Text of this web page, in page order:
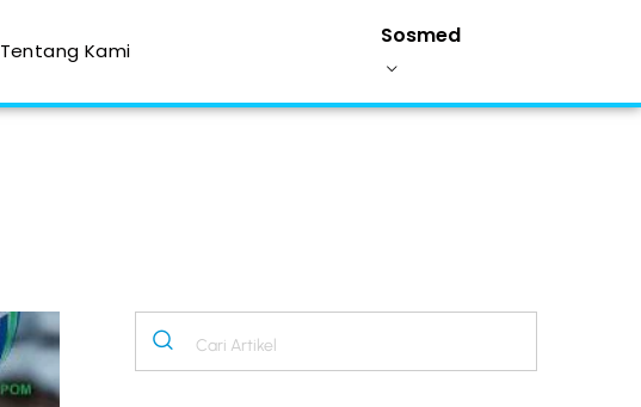
Tentang Kami
Sosmed